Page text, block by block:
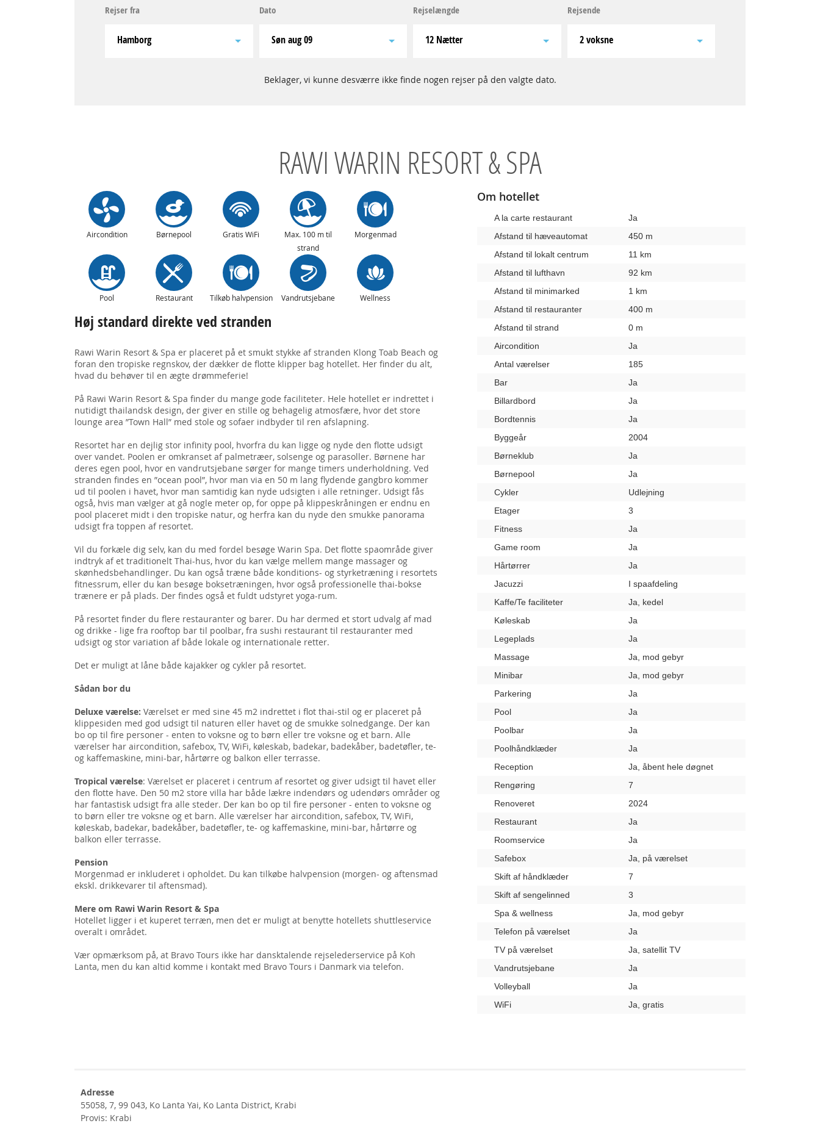
Rejser fra
Hamborg
Dato
søn aug 09
Rejselængde
12 Nætter
Rejsende
2 voksne
Beklager, vi kunne desværre ikke finde nogen rejser på den valgte dato.
RAWI WARIN RESORT & SPA
Aircondition Børnepool Gratis WiFi
Max. 100 m til
strand
Morgenmad
Pool Restaurant Tilkøb halvpension Vandrutsjebane Wellness
Høj standard direkte ved stranden
Rawi Warin Resort & Spa er placeret på et smukt stykke af stranden Klong Toab Beach og
foran den tropiske regnskov, der dækker de flotte klipper bag hotellet. Her finder du alt,
hvad du behøver til en ægte drømmeferie!
På Rawi Warin Resort & Spa finder du mange gode faciliteter. Hele hotellet er indrettet i
nutidigt thailandsk design, der giver en stille og behagelig atmosfære, hvor det store
lounge area ”Town Hall” med stole og sofaer indbyder til ren afslapning.
Resortet har en dejlig stor infinity pool, hvorfra du kan ligge og nyde den flotte udsigt
over vandet. Poolen er omkranset af palmetræer, solsenge og parasoller. Børnene har
deres egen pool, hvor en vandrutsjebane sørger for mange timers underholdning. Ved
stranden findes en ”ocean pool”, hvor man via en 50 m lang flydende gangbro kommer
ud til poolen i havet, hvor man samtidig kan nyde udsigten i alle retninger. Udsigt fås
også, hvis man vælger at gå nogle meter op, for oppe på klippeskråningen er endnu en
pool placeret midt i den tropiske natur, og herfra kan du nyde den smukke panorama
udsigt fra toppen af resortet.
Vil du forkæle dig selv, kan du med fordel besøge Warin Spa. Det flotte spaområde giver
indtryk af et traditionelt Thai-hus, hvor du kan vælge mellem mange massager og
skønhedsbehandlinger. Du kan også træne både konditions- og styrketræning i resortets
fitnessrum, eller du kan besøge boksetræningen, hvor også professionelle thai-bokse
trænere er på plads. Der findes også et fuldt udstyret yoga-rum.
På resortet finder du flere restauranter og barer. Du har dermed et stort udvalg af mad
og drikke - lige fra rooftop bar til poolbar, fra sushi restaurant til restauranter med
udsigt og stor variation af både lokale og internationale retter.
Det er muligt at låne både kajakker og cykler på resortet.
Sådan bor du
Deluxe værelse: Værelset er med sine 45 m2 indrettet i flot thai-stil og er placeret på
klippesiden med god udsigt til naturen eller havet og de smukke solnedgange. Der kan
bo op til fire personer - enten to voksne og to børn eller tre voksne og et barn. Alle
værelser har aircondition, safebox, TV, WiFi, køleskab, badekar, badekåber, badetøfler, te-
og kaffemaskine, mini-bar, hårtørre og balkon eller terrasse.
Tropical værelse: Værelset er placeret i centrum af resortet og giver udsigt til havet eller
den flotte have. Den 50 m2 store villa har både lækre indendørs og udendørs områder og
har fantastisk udsigt fra alle steder. Der kan bo op til fire personer - enten to voksne og
to børn eller tre voksne og et barn. Alle værelser har aircondition, safebox, TV, WiFi,
køleskab, badekar, badekåber, badetøfler, te- og kaffemaskine, mini-bar, hårtørre og
balkon eller terrasse.
Pension
Morgenmad er inkluderet i opholdet. Du kan tilkøbe halvpension (morgen- og aftensmad
ekskl. drikkevarer til aftensmad).
Mere om Rawi Warin Resort & Spa
Hotellet ligger i et kuperet terræn, men det er muligt at benytte hotellets shuttleservice
overalt i området.
Vær opmærksom på, at Bravo Tours ikke har dansktalende rejselederservice på Koh
Lanta, men du kan altid komme i kontakt med Bravo Tours i Danmark via telefon.
Om hotellet
A la carte restaurant
Ja
Afstand til hæveautomat
450 m
Afstand til lokalt centrum
11 km
Afstand til lufthavn
92 km
Afstand til minimarked
1 km
Afstand til restauranter
400 m
Afstand til strand
0 m
Aircondition
Ja
Antal værelser
185
Bar
Ja
Billardbord
Ja
Bordtennis
Ja
Byggeår
2004
Børneklub
Ja
Børnepool
Ja
Cykler
Udlejning
Etager
3
Fitness
Ja
Game room
Ja
Hårtørrer
Ja
Jacuzzi
I spaafdeling
Kaffe/Te faciliteter
Ja, kedel
Køleskab
Ja
Legeplads
Ja
Massage
Ja, mod gebyr
Minibar
Ja, mod gebyr
Parkering
Ja
Pool
Ja
Poolbar
Ja
Poolhåndklæder
Ja
Reception
Ja, åbent hele døgnet
Rengøring
7
Renoveret
2024
Restaurant
Ja
Roomservice
Ja
Safebox
Ja, på værelset
Skift af håndklæder
7
Skift af sengelinned
3
Spa & wellness
Ja, mod gebyr
Telefon på værelset
Ja
TV på værelset
Ja, satellit TV
Vandrutsjebane
Ja
Volleyball
Ja
WiFi
Ja, gratis
Adresse
55058, 7, 99 043, Ko Lanta Yai, Ko Lanta District, Krabi
Provis: Krabi